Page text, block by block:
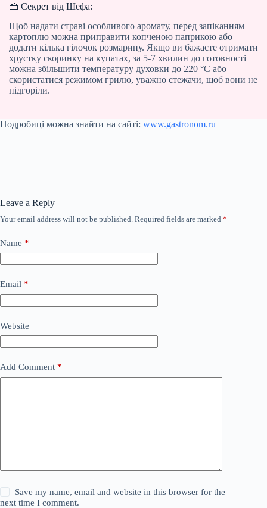
🍰 Секрет від Шефа:
Щоб надати страві особливого аромату, перед запіканням
картоплю можна приправити копченою паприкою або
додати кілька гілочок розмарину. Якщо ви бажаєте отримати
хрустку скоринку на купатах, за 5-7 хвилин до готовності
можна збільшити температуру духовки до 220 °C або
скористатися режимом грилю, уважно стежачи, щоб вони не
підгоріли.
Подробиці можна знайти на сайті: www.gastronom.ru
Leave a Reply
Your email address will not be published. Required fields are marked *
Name *
Email *
Website
Add Comment *
Save my name, email and website in this browser for the
next time I comment.